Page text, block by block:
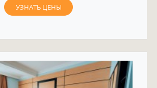
УЗНАТЬ ЦЕНЫ